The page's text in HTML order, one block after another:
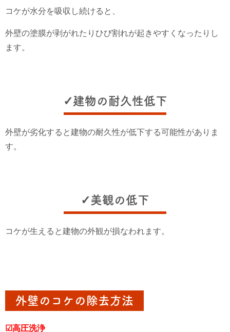
コケが水分を吸収し続けると、
外壁の塗膜が剥がれたりひび割れが起きやすくなったりし
ます。
✓建物の耐久性低下
外壁が劣化すると建物の耐久性が低下する可能性がありま
す。
✓美観の低下
コケが生えると建物の外観が損なわれます。
外壁のコケの除去方法
☑高圧洗浄